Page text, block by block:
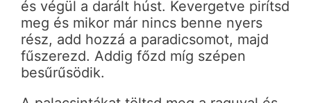
és végül a darált húst. Kevergetve pirítsd
meg és mikor már nincs benne nyers
rész, add hozzá a paradicsomot, majd
fűszerezd. Addig főzd míg szépen
besűrűsödik.